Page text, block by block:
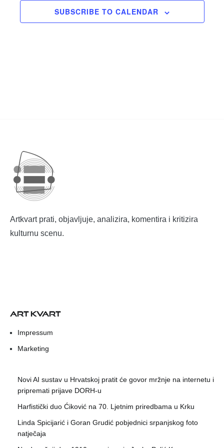
SUBSCRIBE TO CALENDAR
Artkvart prati, objavljuje, analizira, komentira i kritizira
kulturnu scenu.
ART KVART
Impressum
Marketing
Novi AI sustav u Hrvatskoj pratit će govor mržnje na internetu i
pripremati prijave DORH-u
Harfistički duo Ćiković na 70. Ljetnim priredbama u Krku
Linda Spicijarić i Goran Grudić pobjednici srpanjskog foto
natječaja